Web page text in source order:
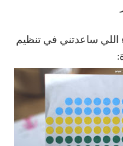
اللي ساعدتني في تنظيم